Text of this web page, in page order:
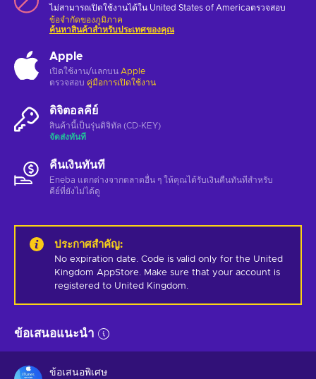
ไม่สามารถเปิดใช้งานได้ใน United States of Americaตรวจสอบ
ข้อจำกัดของภูมิภาค
ค้นหาสินค้าสำหรับประเทศของคุณ
Apple
เปิดใช้งาน/แลกบน Apple
ตรวจสอบ คู่มือการเปิดใช้งาน
ดิจิตอลคีย์
สินค้านี้เป็นรุ่นดิจิทัล (CD-KEY)
จัดส่งทันที
คืนเงินทันที
Eneba แตกต่างจากตลาดอื่น ๆ ให้คุณได้รับเงินคืนทันทีสําหรับ
คีย์ที่ยังไม่ได้ดู
ประกาศสำคัญ:
No expiration date. Code is valid only for the United
Kingdom AppStore. Make sure that your account is
registered to United Kingdom.
ข้อเสนอแนะนำ
ข้อเสนอพิเศษ